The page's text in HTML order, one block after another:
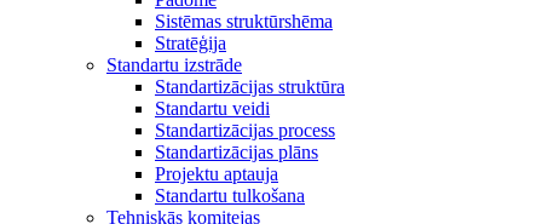
Sistēmas struktūrshēma
Stratēģija
Standartu izstrāde
Standartizācijas struktūra
Standartu veidi
Standartizācijas process
Standartizācijas plāns
Projektu aptauja
Standartu tulkošana
Tehniskās komitejas